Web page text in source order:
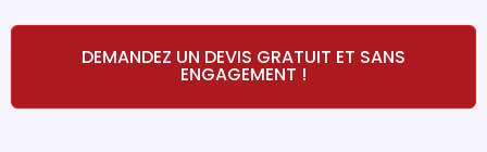
DEMANDEZ UN DEVIS GRATUIT ET SANS
ENGAGEMENT !